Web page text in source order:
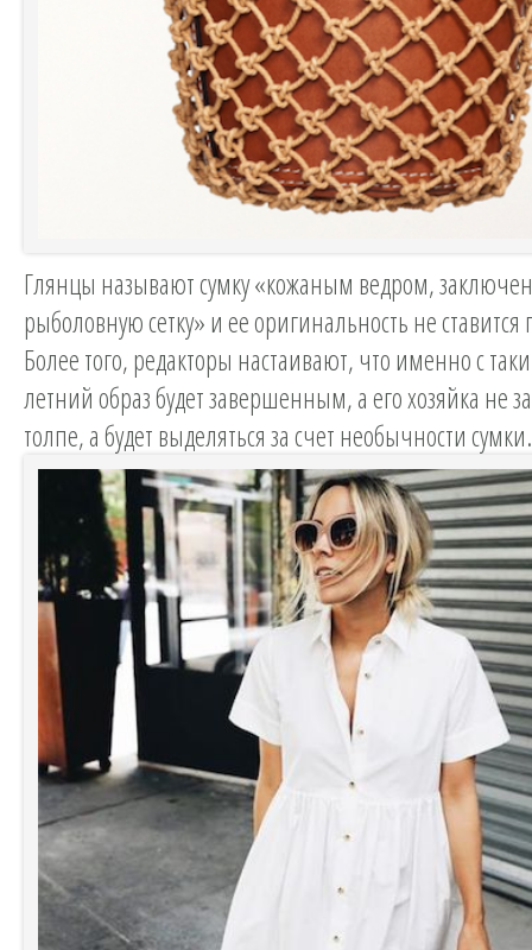
Глянцы называют сумку «кожаным ведром,
рыболовную сетку» и ее оригинальность не
Более того, редакторы настаивают, что именно с
летний образ будет завершенным, а его хозяйка не
толпе, а будет выделяться за счет необычности сумки.